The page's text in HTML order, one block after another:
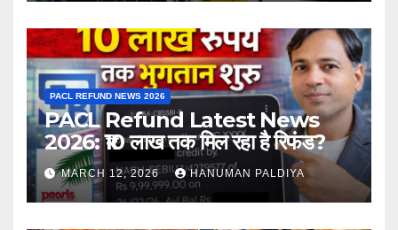
PACL REFUND NEWS 2026
PACL Refund Latest News
2026: ₹10 लाख तक मिल रहा है रिफंड?
MARCH 12, 2026 HANUMAN PALDIYA